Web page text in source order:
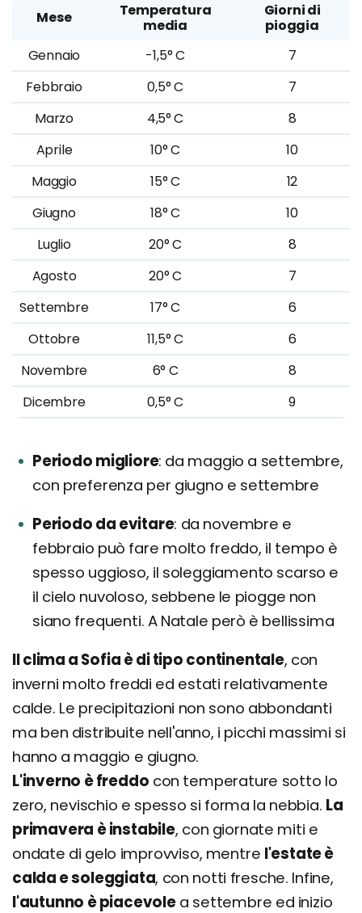
Mese
Temperatura
media
Giorni di
pioggia
Gennaio
-1,5° C
7
Febbraio
0,5° C
7
Marzo
4,5° C
8
Aprile
10° C
10
Maggio
15° C
12
Giugno
18° C
10
Luglio
20° C
8
Agosto
20° C
7
Settembre
17° C
6
Ottobre
11,5° C
6
Novembre
6° C
8
Dicembre
0,5° C 9
Periodo migliore da maggio a settembre,
con preferenza per giugno e settembre
Periodo da evitare da novembre e
febbraio può fare molto freddo, il tempo è
spesso uggioso, il soleggiamento scarso e
il cielo nuvoloso, sebbene le piogge non
siano frequenti. A Natale però è bellissima
Il clima a Sofia è di tipo continentale, con
inverni molto freddi ed estati relativamente
calde. Le precipitazioni non sono abbondanti
ma ben distribuite nell'anno, i picchi massimi si
hanno a maggio e giugno.
L'inverno è freddo con temperature sotto lo
zero, nevischio e spesso si forma la nebbia. La
primavera è instabile, con giornate miti e
ondate di gelo improvviso, mentre l'estate è
calda e soleggiata, con notti fresche. Infine,
l'autunno è piacevolea settembre ed inizio